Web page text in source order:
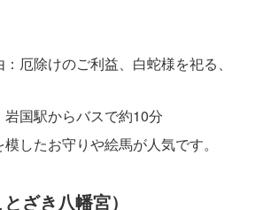
厄除けのご利益、白蛇様を祀る、
国駅からバスで約10分
したお守りや絵馬が人気です。
ざき八幡宮）